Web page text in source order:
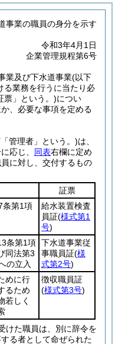
事業の職員の身分を示す
令和3年4月1日
企業管理規程第6号
業及び下水道事業(以下
る業務を行うに当たり必
票」という。)につい
、必要な事項を定める
管理者」という。)は、
応じ、 同表右欄に定め
に対し、交付するもの
証票
条第1項
給水装置検査
員証(様式第1
号)
条第1項
同法第3
の立入
下水道事業従
事職員証(様
式第2号)
めに行
るため
若しく
徴収職員証
(様式第3号)
けた職員は、別に辞令を
る者として命ぜられた